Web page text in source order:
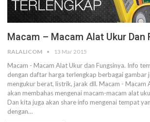
Macam – Macam Alat Ukur Dan
RALALICOM 13 Mar 2015
Macam - Macam Alat Ukur dan Fungsinya. Info
dengan daftar harga terlengkap berbagai gambar
mengukur berat, listrik, jarak dll. Macam - Macam
akan membahas mengenai macam-macam alat
Dan kita juga akan share info mengenai tempat
dengan…